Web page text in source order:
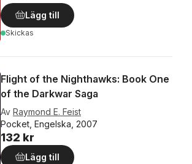
Lägg till
Skickas
Flight of the Nighthawks: Book One
of the Darkwar Saga
Av Raymond E. Feist
Pocket, Engelska, 2007
132 kr
Lägg till